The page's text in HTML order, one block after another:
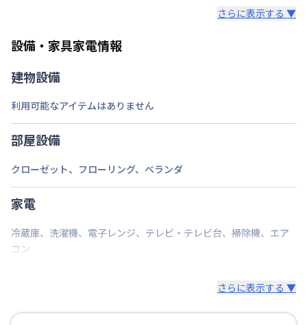
また、お持ち込みいただいた家具や家電はご退去時に
さらに表示する ▼
設備・家具家電情報
建物設備
利用可能なアイテムはありません
部屋設備
クローゼット、 フローリング、 ベランダ
家電
冷蔵庫、 洗濯機、 電子レンジ、 テレビ・テレビ台、 掃除機、 エア
コン
さらに表示する ▼